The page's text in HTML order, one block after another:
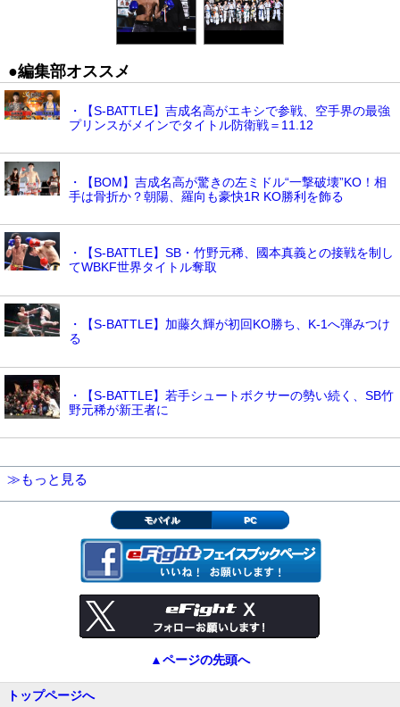
●編集部オススメ
・【S-BATTLE】吉成名高がエキシで参戦、空手界の最強
プリンスがメインでタイトル防衛戦＝11.12
・【BOM】吉成名高が驚きの左ミドル“一撃破壊”KO！相
手は骨折か？朝陽、羅向も豪快1R KO勝利を飾る
・【S-BATTLE】SB・竹野元稀、國本真義との接戦を制し
てWBKF世界タイトル奪取
・【S-BATTLE】加藤久輝が初回KO勝ち、K-1へ弾みつけ
る
・【S-BATTLE】若手シュートボクサーの勢い続く、SB竹
野元稀が新王者に
≫もっと見る
モバイル PC
▲ページの先頭へ
トップページへ